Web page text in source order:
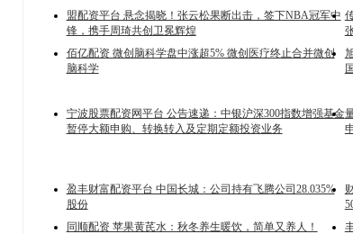
盟配资平台 悬念揭晓！张云松果断出击，签下NBA冠军中
锋，携手周琦共创卫冕辉煌
佰亿配资 微创脑科学盘中涨超5% 微创医疗终止合并微创
脑科学
宁波股票配资网平台 公告速递：中银沪深300指数增强基金
暂停大额申购、转换转入及定期定额投资业务
盈丰财富配资平台 中国长城：公司持有飞腾公司28.035%
股份
同顺配资 苹果黄芪水：秋冬养生暖饮，简单又养人！